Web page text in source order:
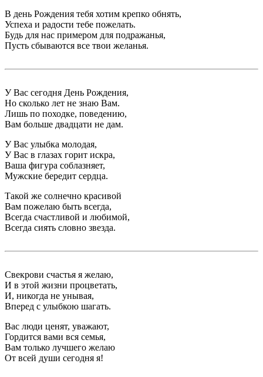
В день Рождения тебя хотим крепко обнять,
Успеха и радости тебе пожелать.
Будь для нас примером для подражанья,
Пусть сбываются все твои желанья.
У Вас сегодня День Рождения,
Но сколько лет не знаю Вам.
Лишь по походке, поведению,
Вам больше двадцати не дам.
У Вас улыбка молодая,
У Вас в глазах горит искра,
Ваша фигура соблазняет,
Мужские бередит сердца.
Такой же солнечно красивой
Вам пожелаю быть всегда,
Всегда счастливой и любимой,
Всегда сиять словно звезда.
Свекрови счастья я желаю,
И в этой жизни процветать,
И, никогда не унывая,
Вперед с улыбкою шагать.
Вас люди ценят, уважают,
Гордится вами вся семья,
Вам только лучшего желаю
От всей души сегодня я!